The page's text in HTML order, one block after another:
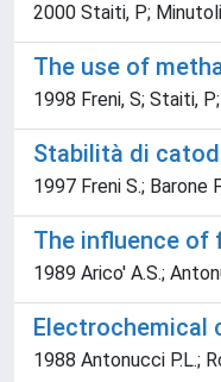
2000 Staiti, P;
The use of
1998 Freni, S; Staiti,
Stabilità di
1997 Freni S.; Barone
The influence of
1989 Arico' A.S.;
Electrochemical
1988 Antonucci P.L.;